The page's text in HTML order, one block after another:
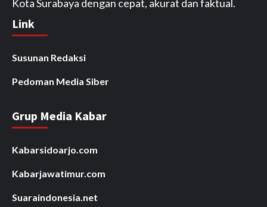
Kota Surabaya dengan cepat, akurat dan faktual.
Link
Susunan Redaksi
Pedoman Media Siber
Grup Media Kabar
Kabarsidoarjo.com
Kabarjawatimur.com
Suaraindonesia.net